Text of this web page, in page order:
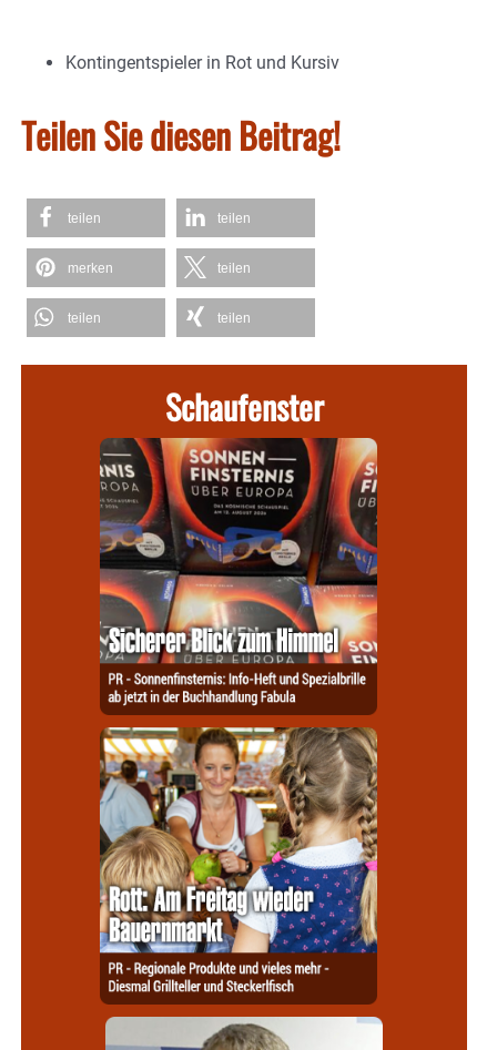
Kontingentspieler in Rot und Kursiv
Teilen Sie diesen Beitrag!
teilen teilen
merken teilen
teilen teilen
Schaufenster